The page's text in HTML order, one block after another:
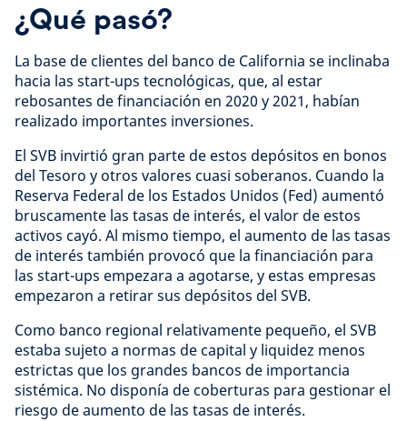
¿Qué pasó?
La base de clientes del banco de California se inclinaba
hacia las start-ups tecnológicas, que, al estar
rebosantes de financiación en 2020 y 2021, habían
realizado importantes inversiones.
El SVB invirtió gran parte de estos depósitos en bonos
del Tesoro y otros valores cuasi soberanos. Cuando la
Reserva Federal de los Estados Unidos (Fed) aumentó
bruscamente las tasas de interés, el valor de estos
activos cayó. Al mismo tiempo, el aumento de las tasas
de interés también provocó que la financiación para
las start-ups empezara a agotarse, y estas empresas
empezaron a retirar sus depósitos del SVB.
Como banco regional relativamente pequeño, el SVB
estaba sujeto a normas de capital y liquidez menos
estrictas que los grandes bancos de importancia
sistémica. No disponía de coberturas para gestionar el
riesgo de aumento de las tasas de interés.